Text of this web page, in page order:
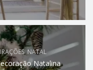
, NATAL
Natalina